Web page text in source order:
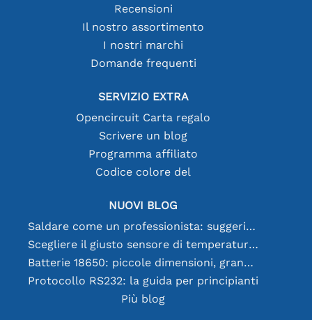
Recensioni
Il nostro assortimento
I nostri marchi
Domande frequenti
SERVIZIO EXTRA
Opencircuit Carta regalo
Scrivere un blog
Programma affiliato
Codice colore del
NUOVI BLOG
Saldare come un professionista: suggerimenti per connessioni elettroniche perfette
Scegliere il giusto sensore di temperatura [youtube]
Batterie 18650: piccole dimensioni, grandi prestazioni
Protocollo RS232: la guida per principianti
Più blog